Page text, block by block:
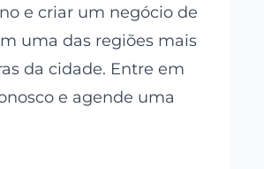
e criar um negócio de
uma das regiões mais
da cidade. Entre em
e agende uma